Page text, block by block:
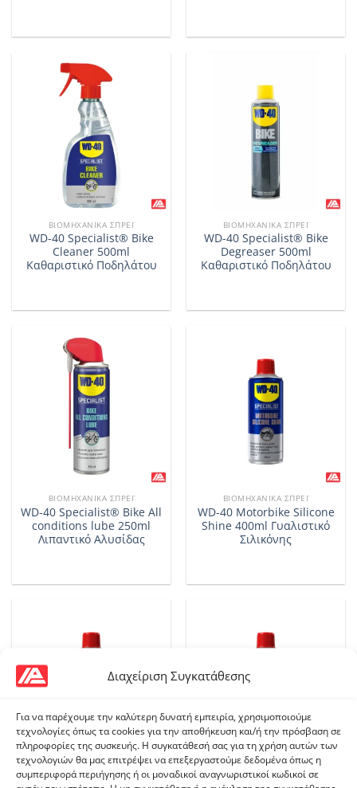
Διαχείριση Συγκατάθεσης
Για να παρέχουμε την καλύτερη δυνατή εμπειρία, χρησιμοποιούμε
τεχνολογίες όπως τα cookies για την αποθήκευση και/ή την πρόσβαση σε
πληροφορίες της συσκευής. Η συγκατάθεσή σας για τη χρήση αυτών των
τεχνολογιών θα μας επιτρέψει να επεξεργαστούμε δεδομένα όπως η
συμπεριφορά περιήγησης ή οι μοναδικοί αναγνωριστικοί κωδικοί σε
ΒΙΟΜΗΧΑΝΙΚΆ ΣΠΡΈΙ
WD-40 Specialist® Bike
Cleaner 500ml
Καθαριστικό Ποδηλάτου
ΒΙΟΜΗΧΑΝΙΚΆ ΣΠΡΈΙ
WD-40 Specialist® Bike
Degreaser 500ml
Καθαριστικό Ποδηλάτου
ΒΙΟΜΗΧΑΝΙΚΆ ΣΠΡΈΙ
WD-40 Specialist® Bike All
conditions lube 250ml
Λιπαντικό Αλυσίδας
ΒΙΟΜΗΧΑΝΙΚΆ ΣΠΡΈΙ
WD-40 Motorbike Silicone
Shine 400ml Γυαλιστικό
Σιλικόνης
ΒΙΟΜΗΧΑΝΙΚΆ ΣΠΡΈΙ ΒΙΟΜΗΧΑΝΙΚΆ ΣΠΡΈΙ